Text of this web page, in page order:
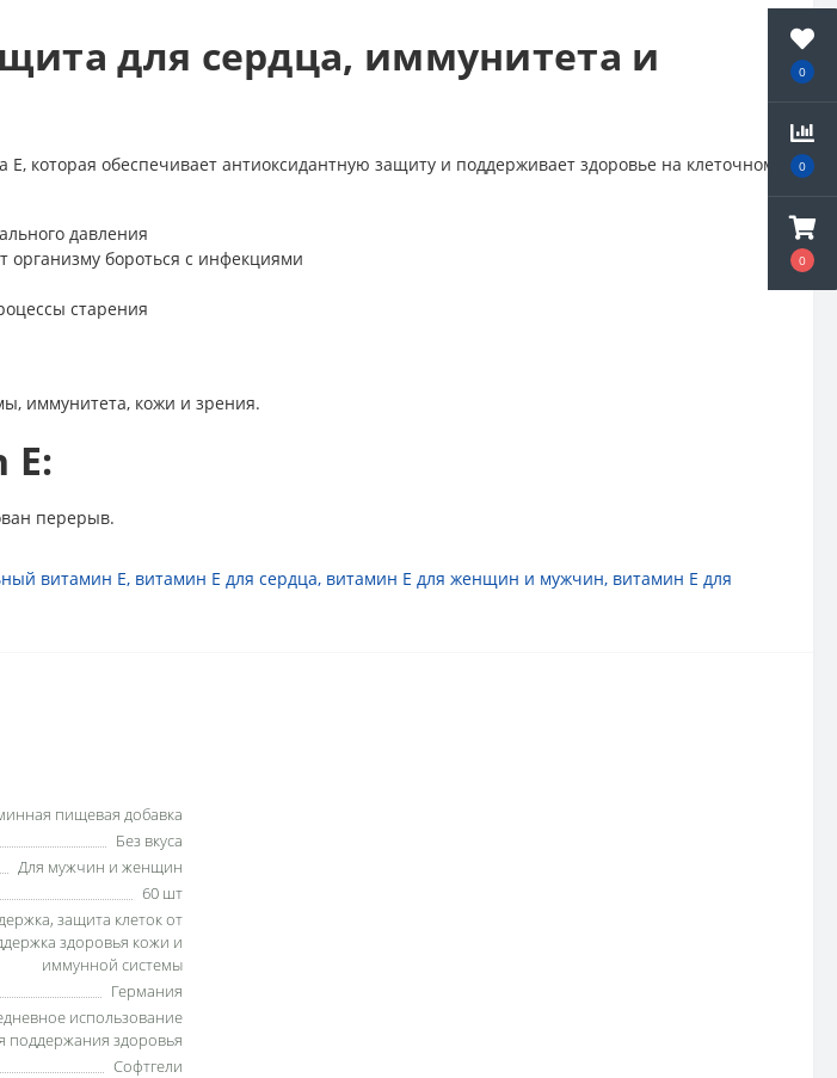
0
0
0
для сердца, иммунитета и
которая обеспечивает антиоксидантную защиту и поддерживает здоровье на клеточном
давления
организму бороться с инфекциями
старения
иммунитета, кожи и зрения.
перерыв.
витамин Е, витамин E для сердца, витамин E для женщин и мужчин, витамин E для
пищевая добавка
Без вкуса
Для мужчин и женщин
60 шт
защита клеток от
здоровья кожи и
иммунной системы
Германия
использование
поддержания здоровья
Софтгели